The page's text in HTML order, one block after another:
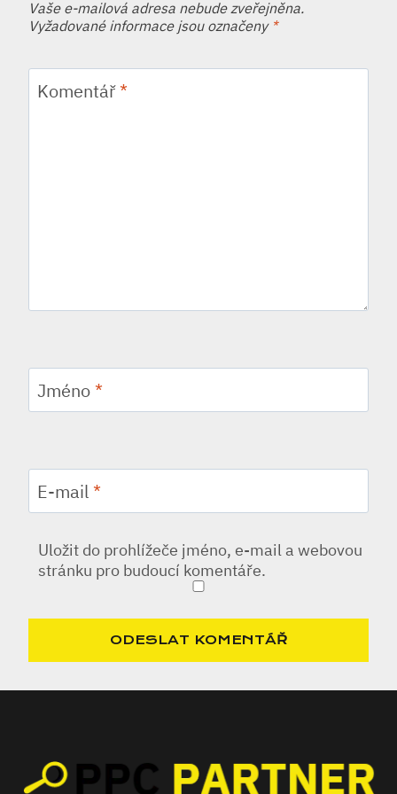
Vaše e-mailová adresa nebude zveřejněna.
Vyžadované informace jsou označeny *
Komentář*
Jméno *
E-mail *
Uložit do prohlížeče jméno, e-mail a webovou
stránku pro budoucí komentáře.